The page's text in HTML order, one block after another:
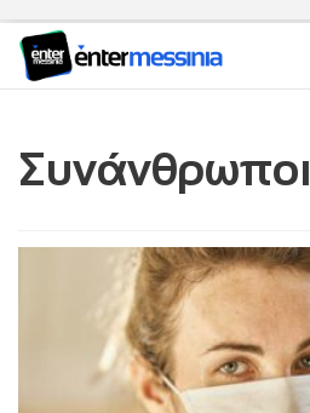
Συνάνθρωποι